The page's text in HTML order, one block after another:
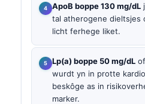
ApoB boppe 130 mg/dL
tal atherogene dieltsjes
licht ferhege liket.
Lp(a) boppe 50 mg/dL
wurdt yn in protte
beskôge as in
marker.